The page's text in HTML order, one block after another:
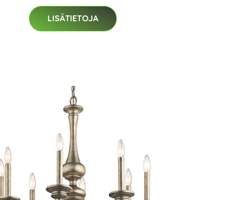
LISÄTIETOJA